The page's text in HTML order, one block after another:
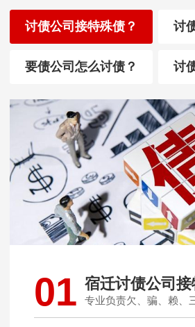
讨债公司接特殊债？ 讨
要债公司怎么讨债？ 讨
01 宿迁讨债公司接
专业负责欠、骗、赖、